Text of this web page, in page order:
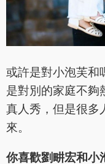
或許是對小泡芙和
是對別的家庭不夠
真人秀，但是很多
來。
你喜歡劉畊宏和小